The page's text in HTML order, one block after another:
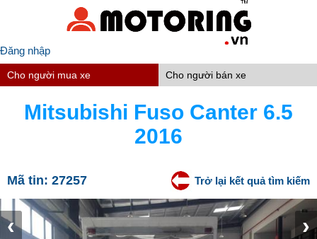
Đăng nhập
Cho người mua xe Cho người bán xe
Mitsubishi Fuso Canter 6.5
2016
Mã tin: 27257 Trở lại kết quả tìm kiếm
‹ ›